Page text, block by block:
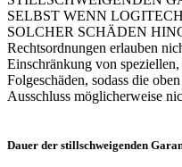
SELBST WENN
SOLCHER SCHÄDEN
Rechtsordnungen erlauben
Einschränkung von
Folgeschäden, sodass die
Ausschluss möglicherweise
Dauer der stillschweigenden